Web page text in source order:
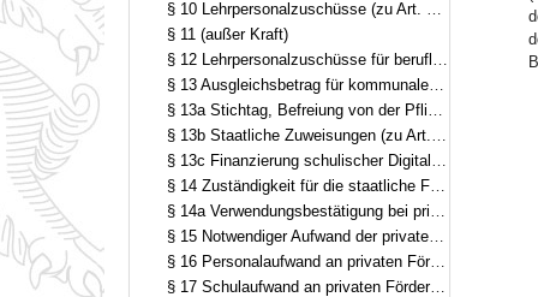
§ 10 Lehrpersonalzuschüsse (zu Art. 16 Abs. 1, 17 und 18 BaySchFG)
§ 11 (außer Kraft)
§ 12 Lehrpersonalzuschüsse für berufliche Schulen (zu Art. 18 BaySchFG)
§ 13 Ausgleichsbetrag für kommunale Fachschulen (zu Art. 20 Abs. 2 BaySchFG)
§ 13a Stichtag, Befreiung von der Pflicht zur Beschaffung übriger Lernmittel (zu Art. 21 BaySchFG)
§ 13b Staatliche Zuweisungen (zu Art. 22 BaySchFG)
§ 13c Finanzierung schulischer Digitalinfrastruktur, staatliche Zuweisungen (zu Art. 5 Abs. 3, Art. 30 BaySchFG)
§ 14 Zuständigkeit für die staatliche Förderung von Ersatzschulen (zu Art. 29 Abs. 1 BaySchFG)
§ 14a Verwendungsbestätigung bei privaten Grundschulen und Mittelschulen (zu Art. 31 und 32 BaySchFG)
§ 15 Notwendiger Aufwand der privaten Grundschulen, Mittelschulen, Förderschulen – einschließlich Schulvorbereitender Einrichtungen – und Klinikschulen (zu Art. 31 bis 35, 58 BaySchFG)
§ 16 Personalaufwand an privaten Förderschulen – einschließlich Schulvorbereitender Einrichtungen – und Klinikschulen (zu Art. 33 BaySchFG)
§ 17 Schulaufwand an privaten Förderschulen – einschließlich Schulvorbereitender Einrichtungen – und Klinikschulen (zu Art. 34 BaySchFG)